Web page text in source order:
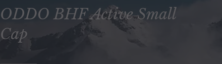
ODDO BHF Active Small
Cap